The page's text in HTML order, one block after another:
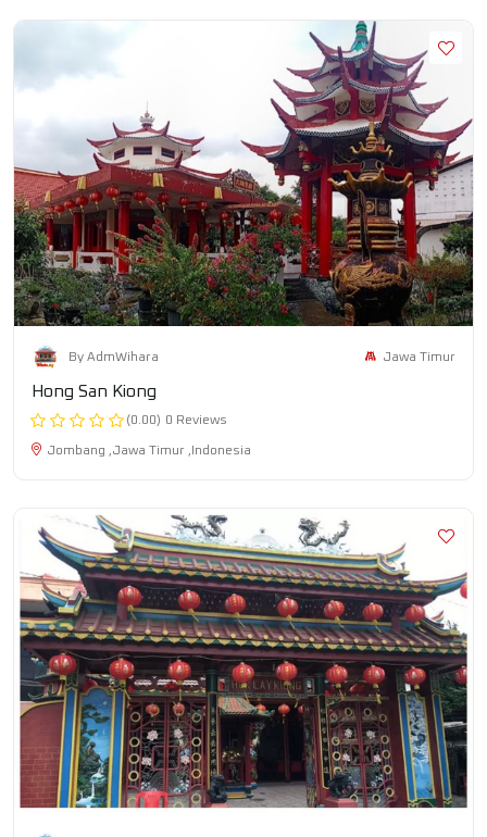
By AdmWihara Jawa Timur
Hong San Kiong
(0.00) 0 Reviews
Jombang ,Jawa Timur ,Indonesia